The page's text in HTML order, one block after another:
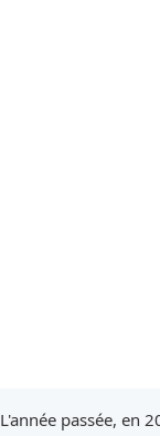
L'année passée, en